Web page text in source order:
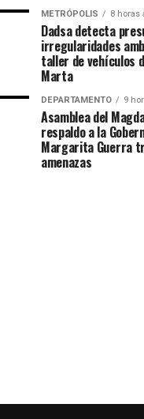
METRÓPOLIS 8 horas
Dadsa detecta
irregularidades
taller de vehículos
Marta
DEPARTAMENTO 9
Asamblea del
respaldo a la
Margarita Guerra
amenazas